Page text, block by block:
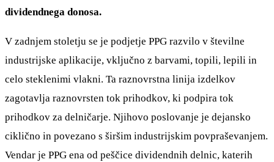
dividendnega donosa.
V zadnjem stoletju se je podjetje PPG razvilo v številne
industrijske aplikacije, vključno z barvami, topili, lepili in
celo steklenimi vlakni. Ta raznovrstna linija izdelkov
zagotavlja raznovrsten tok prihodkov, ki podpira tok
prihodkov za delničarje. Njihovo poslovanje je dejansko
ciklično in povezano s širšim industrijskim povpraševanjem.
Vendar je PPG ena od peščice dividendnih delnic, katerih